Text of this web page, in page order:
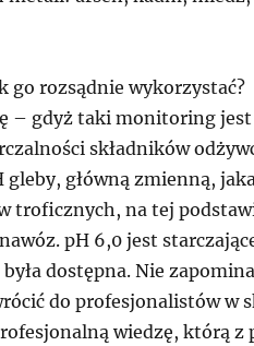
go rozsądnie wykorzystać?
– gdyż taki monitoring
składników
główną zmienną,
troficznych, na tej
pH 6,0 jest
dostępna. Nie
do profesjonalistów w
wiedzę, którą z